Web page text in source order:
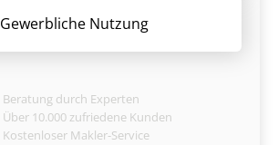
Gewerbliche Nutzung
Beratung durch Experten
Über 10.000 zufriedene Kunden
Kostenloser Makler-Service